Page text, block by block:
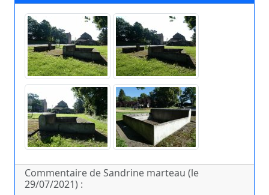
Commentaire de Sandrine marteau (le
29/07/2021) :